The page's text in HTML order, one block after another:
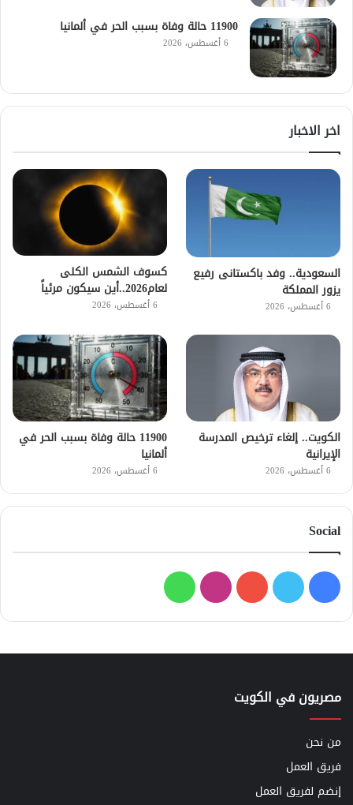
11900 حالة وفاة بسبب الحر في ألمانيا
6 أغسطس، 2026
اخر الاخبار
السعودية.. وفد باكستانى رفيع
يزور المملكة
6 أغسطس، 2026
كسوف الشمس الكلى
لعام2026..أين سيكون مرئياً
6 أغسطس، 2026
الكويت.. إلغاء ترخيص المدرسة
الإيرانية
6 أغسطس، 2026
11900 حالة وفاة بسبب الحر في
ألمانيا
6 أغسطس، 2026
Social
فيسبوك
تويتر يوتيوبانستقرامواتساب
مصريون في الكويت
من نحن
فريق العمل
إنضم لفريق العمل